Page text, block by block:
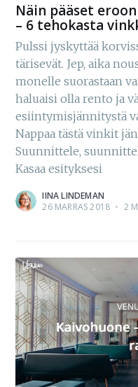
Näin pääset
– 6 tehokasta
Pulssi jyskyttää
tärisevät. Jep, aika
monelle suorastaan
haluaisi olla rento ja
esiintymisjännitystä
Nappaa tästä vinkit
Suunnittele,
Kasaa esityksesi
IINA LINDEMAN
26 MARRAS 2018 • 2